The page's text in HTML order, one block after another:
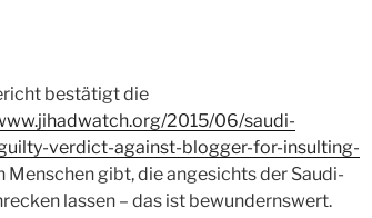
bestätigt die
2015/06/saudi-
verdict-against-blogger-for-insulting-
Menschen gibt, die angesichts der Saudi-
lassen – das ist bewundernswert.